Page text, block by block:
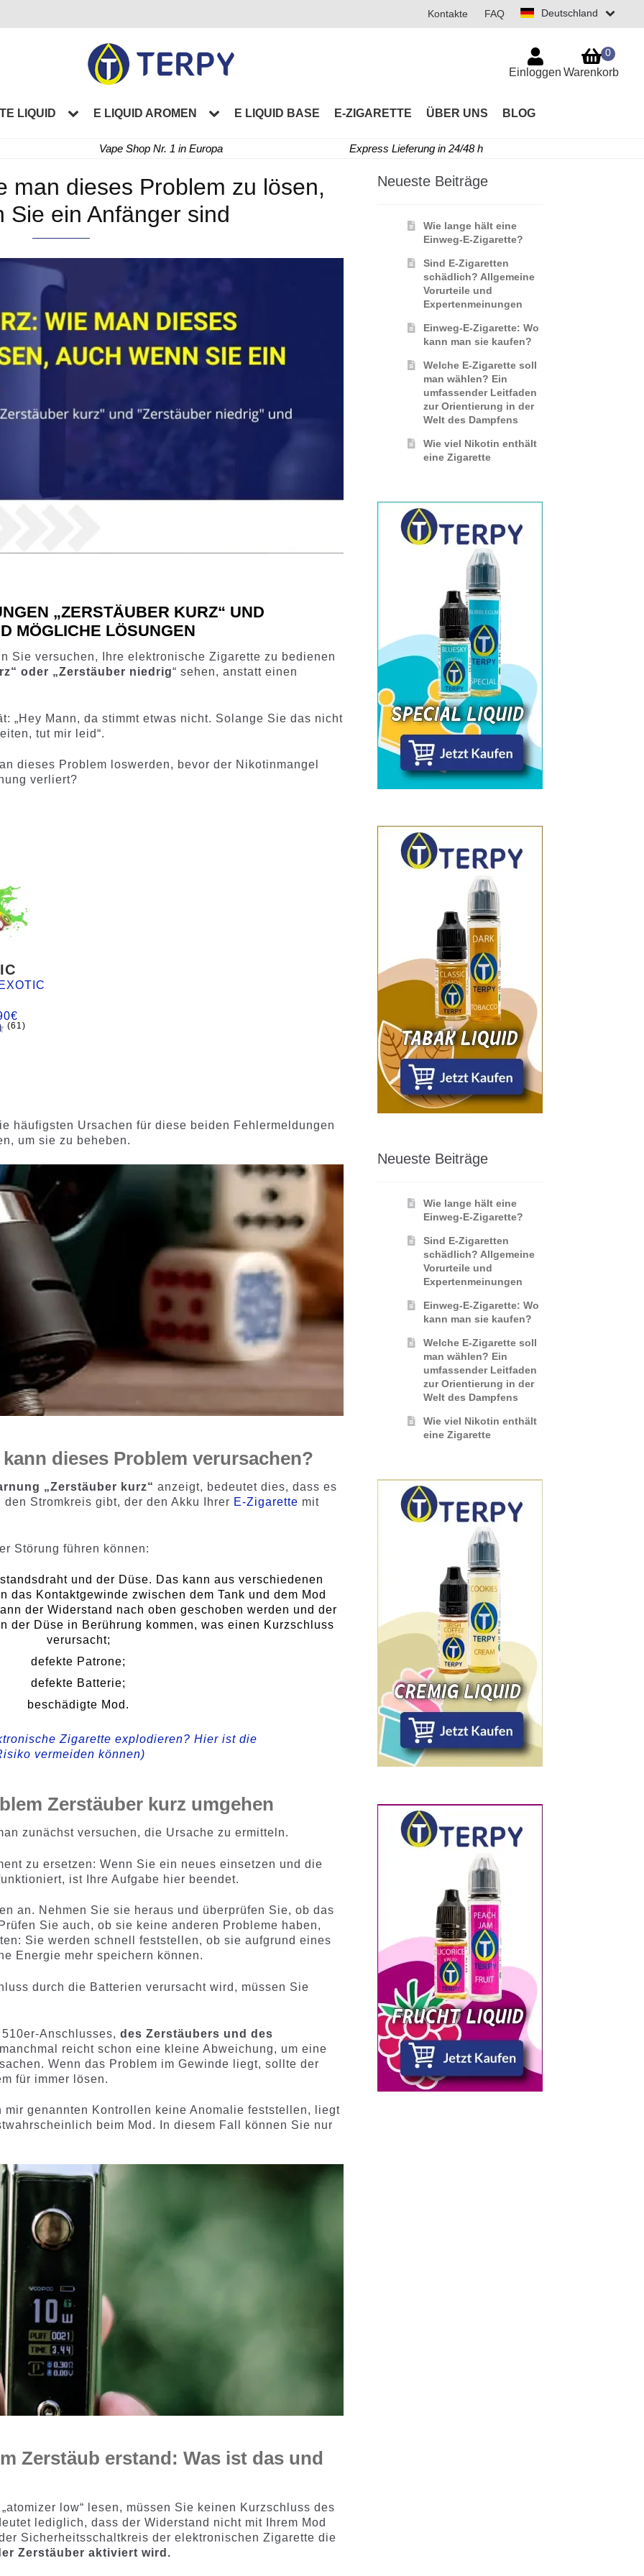
Deutschland
Kontakte FAQ
LIQUID E LIQUID AROMEN E LIQUID BASE E-ZIGARETTE ÜBER UNS BLOG
Einloggen Warenkorb
0
Vape Shop Nr. 1 in Europa Express Lieferung in 24/48 h
man dieses Problem zu lösen,
Sie ein Anfänger sind
„ZERSTÄUBER KURZ“ UND
MÖGLICHE LÖSUNGEN
Sie versuchen, Ihre elektronische Zigarette zu bedienen
oder „Zerstäuber niedrig“ sehen, anstatt einen
„Hey Mann, da stimmt etwas nicht. Solange Sie das nicht
tut mir leid“.
dieses Problem loswerden, bevor der Nikotinmangel
verliert?
€
(61)
häufigsten Ursachen für diese beiden Fehlermeldungen
um sie zu beheben.
dieses Problem verursachen?
„Zerstäuber kurz“ anzeigt, bedeutet dies, dass es
Stromkreis gibt, der den Akku Ihrer E-Zigarette mit
Störung führen können:
und der Düse. Das kann aus verschiedenen
das Kontaktgewinde zwischen dem Tank und dem Mod
der Widerstand nach oben geschoben werden und der
der Düse in Berührung kommen, was einen Kurzschluss
verursacht;
defekte Patrone;
defekte Batterie;
beschädigte Mod.
Zigarette explodieren? Hier ist die
vermeiden können)
Zerstäuber kurz umgehen
zunächst versuchen, die Ursache zu ermitteln.
zu ersetzen: Wenn Sie ein neues einsetzen und die
ist Ihre Aufgabe hier beendet.
an. Nehmen Sie sie heraus und überprüfen Sie, ob das
Sie auch, ob sie keine anderen Probleme haben,
Sie werden schnell feststellen, ob sie aufgrund eines
Energie mehr speichern können.
durch die Batterien verursacht wird, müssen Sie
510er-Anschlusses,des Zerstäubers und des
reicht schon eine kleine Abweichung, um eine
Wenn das Problem im Gewinde liegt, sollte der
für immer lösen.
genannten Kontrollen keine Anomalie feststellen, liegt
beim Mod. In diesem Fall können Sie nur
Zerstäub erstand: Was ist das und
low“ lesen, müssen Sie keinen Kurzschluss des
lediglich, dass der Widerstand nicht mit Ihrem Mod
Sicherheitsschaltkreis der elektronischen Zigarette die
Zerstäuber aktiviert wird.
Neueste Beiträge
Wie lange hält eine
Einweg-E-Zigarette?
Sind E-Zigaretten
schädlich? Allgemeine
Vorurteile und
Expertenmeinungen
Einweg-E-Zigarette: Wo
kann man sie kaufen?
Welche E-Zigarette soll
man wählen? Ein
umfassender Leitfaden
zur Orientierung in der
Welt des Dampfens
Wie viel Nikotin enthält
eine Zigarette
Neueste Beiträge
Wie lange hält eine
Einweg-E-Zigarette?
Sind E-Zigaretten
schädlich? Allgemeine
Vorurteile und
Expertenmeinungen
Einweg-E-Zigarette: Wo
kann man sie kaufen?
Welche E-Zigarette soll
man wählen? Ein
umfassender Leitfaden
zur Orientierung in der
Welt des Dampfens
Wie viel Nikotin enthält
eine Zigarette